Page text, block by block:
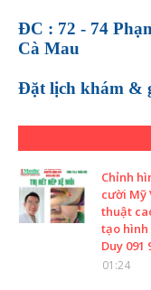
ĐC : 72 - 74
Cà Mau
Đặt lịch khám &
Chỉnh
cười Mỹ
thuật
tạo hình
Duy 091
01:24